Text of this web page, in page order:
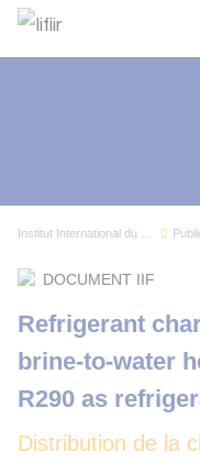
DOCUMENT IIF
Distribution de la
Refrigerant
brine-to-water
R290 as